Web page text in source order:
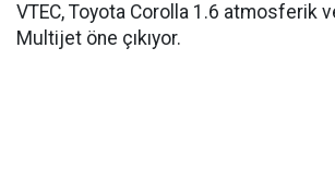
VTEC, Toyota Corolla 1.6 atmosferik
Multijet öne çıkıyor.